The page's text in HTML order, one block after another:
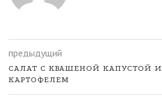
предыдущий
САЛАТ С КВАШЕНОЙ КАПУСТОЙ И
КАРТОФЕЛЕМ